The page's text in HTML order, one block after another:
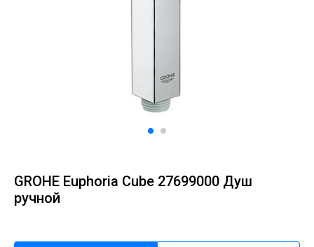
GROHE Euphoria Cube 27699000 Душ
ручной